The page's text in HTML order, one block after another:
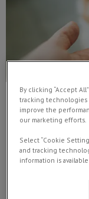
💊 Nieuwe
By clicking “Accept
tracking technologies
improve the
our marketing efforts.
Select “Cookie
and tracking
information is